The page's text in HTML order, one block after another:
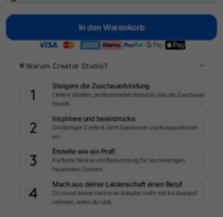
In den Warenkorb
Warum Creator Studio?
Steigere die Zuschauerbindung
Liefere stabiles, professionelles Material, das die Zuschauer
fesselt.
Inspiriere und beeindrucke
Großartiger Content zieht Sponsoren und Kooperationen
an.​
Erstelle wie ein Profi​
Perfekte Winkel und Beleuchtung für hochwertigen,
fesselnden Content.
Mach aus deiner Leidenschaft einen Beruf
Du musst keine mehreren Adapter mehr mit ins Ausland
nehmen, wenn du reist.